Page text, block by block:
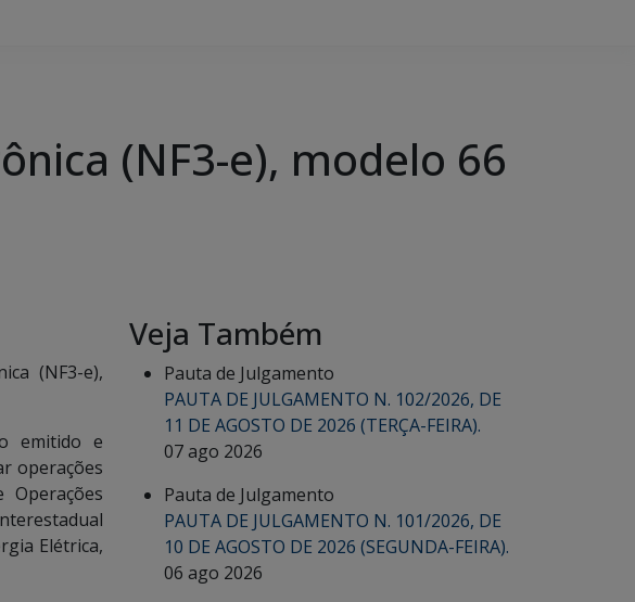
(NF3-e), modelo 66
(NF3-e),
emitido e
operações
Elétrica,
Veja Também
Pauta de Julgamento
PAUTA DE JULGAMENTO N. 102/2026, DE
11 DE AGOSTO DE 2026 (TERÇA-FEIRA).
07 ago 2026
Pauta de Julgamento
PAUTA DE JULGAMENTO N. 101/2026, DE
10 DE AGOSTO DE 2026 (SEGUNDA-FEIRA).
06 ago 2026